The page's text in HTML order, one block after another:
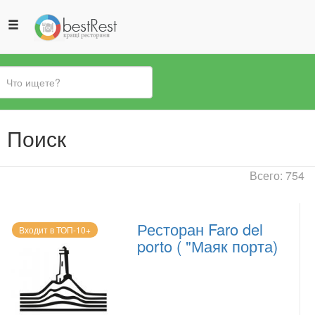
Вы
здесь
Поиск
Всего: 754
Входит в ТОП-10+ Ресторан Faro del
porto ( "Маяк порта)